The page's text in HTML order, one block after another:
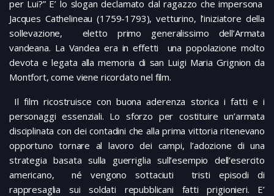
per Lui?” E’ lo slogan declamato dal ragazzo che impersona
Jacques Cathelineau (1759-1793), vetturino, l’iniziatore della
sollevazione, eletto primo generalissimo dell’Armata
vandeana. La Vandea era in effetti una popolazione molto
devota e legata alla memoria di san Luigi Maria Grignion da
Montfort, come viene ricordato nel film.
Il film ricostruisce con buona aderenza storica i fatti e i
personaggi essenziali. Lo sforzo per costituire un’armata
disciplinata con dei contadini che alla prima vittoria ritenevano
opportuno tornare al lavoro dei campi, l’adozione di una
strategia basata sulla guerriglia sull’esempio dell’esercito
americano, né vengono sottaciuti tristi episodi di
rappresaglia sui soldati repubblicani fatti prigionieri. E’